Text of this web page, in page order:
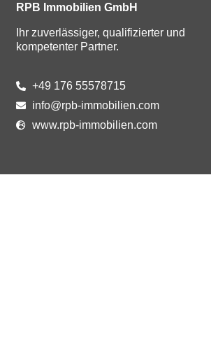
RPB Immobilien GmbH
Ihr zuverlässiger, qualifizierter und
kompetenter Partner.
+49 176 55578715
info@rpb-immobilien.com
www.rpb-immobilien.com